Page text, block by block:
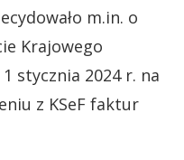
m.in. o
Krajowego
stycznia 2024 r. na
z KSeF faktur